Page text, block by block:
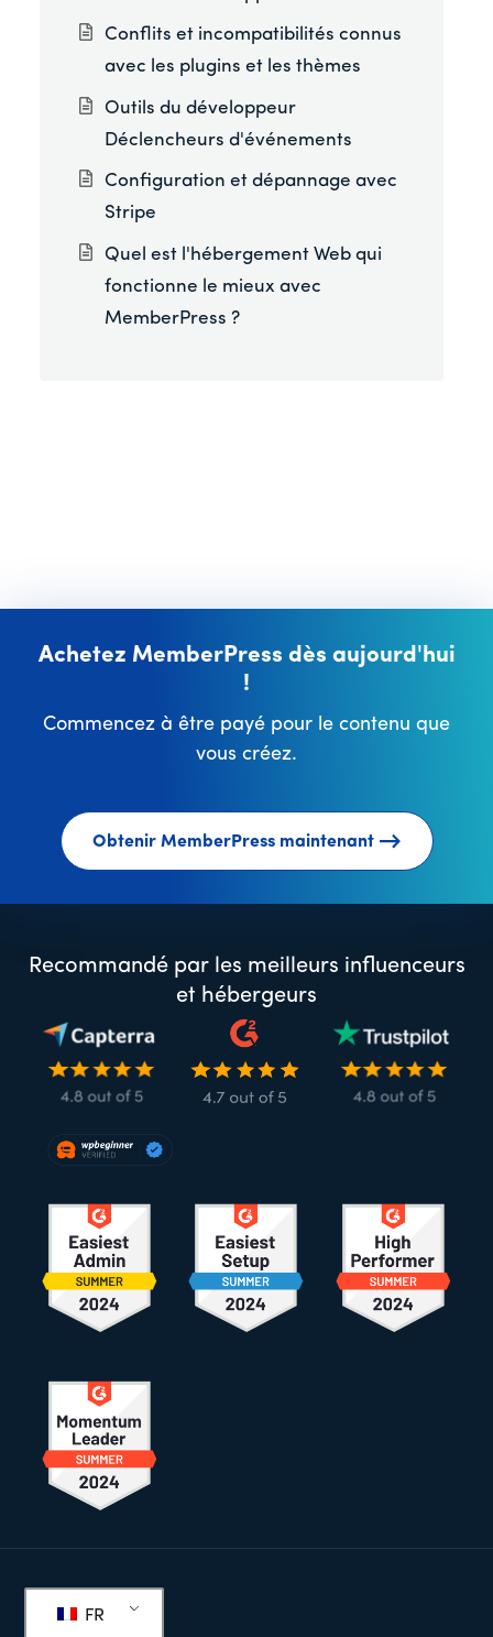
Conflits et incompatibilités connus
avec les plugins et les thèmes
Outils du développeur
Déclencheurs d'événements
Configuration et dépannage avec
Stripe
Quel est l'hébergement Web qui
fonctionne le mieux avec
MemberPress ?
Achetez MemberPress dès aujourd'hui
!
Commencez à être payé pour le contenu que
vous créez.
Obtenir MemberPress maintenant
Recommandé par les meilleurs influenceurs
et hébergeurs
de
FR